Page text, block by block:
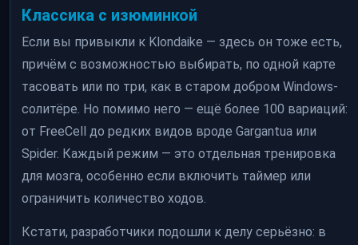
Классика с изюминкой
Если вы привыкли к Klondaike — здесь он тоже есть,
причём с возможностью выбирать, по одной карте
тасовать или по три, как в старом добром Windows-
солитёре. Но помимо него — ещё более 100 вариаций:
от FreeCell до редких видов вроде Gargantua или
Spider. Каждый режим — это отдельная тренировка
для мозга, особенно если включить таймер или
ограничить количество ходов.
Кстати, разработчики подошли к делу серьёзно: в